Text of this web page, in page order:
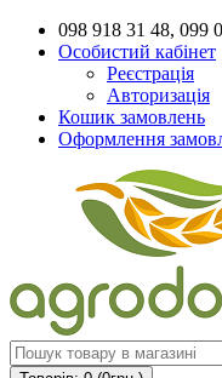
098 918 31 48, 099
Особистий кабінет
Реєстрація
Авторизація
Кошик замовлень
Оформлення